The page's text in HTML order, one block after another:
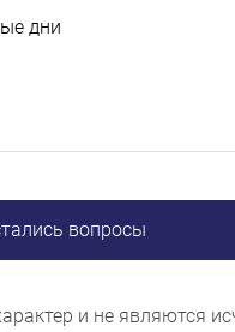
дни
вопросы
и не являются